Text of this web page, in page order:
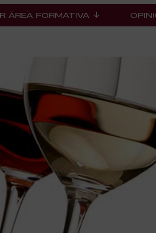
ÁREA FORMATIVA